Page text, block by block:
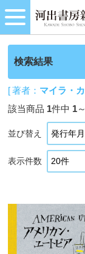
検索結果
[ 著者： マイラ・
該当商品 1件中 1～
並び替え
表示件数